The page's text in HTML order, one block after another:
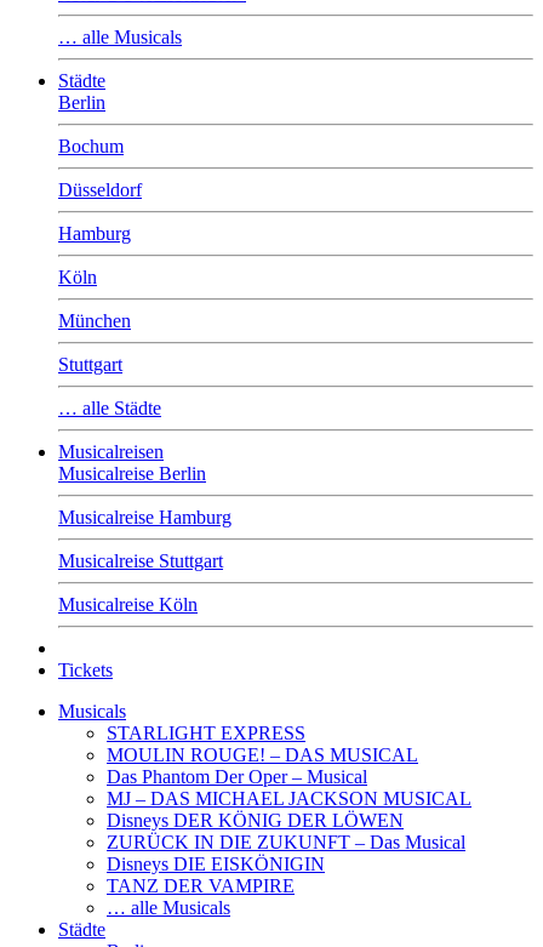
… alle Musicals
Städte
Berlin
Bochum
Düsseldorf
Hamburg
Köln
München
Stuttgart
… alle Städte
Musicalreisen
Musicalreise Berlin
Musicalreise Hamburg
Musicalreise Stuttgart
Musicalreise Köln
Tickets
Musicals
STARLIGHT EXPRESS
MOULIN ROUGE! – DAS MUSICAL
Das Phantom Der Oper – Musical
MJ – DAS MICHAEL JACKSON MUSICAL
Disneys DER KÖNIG DER LÖWEN
ZURÜCK IN DIE ZUKUNFT – Das Musical
Disneys DIE EISKÖNIGIN
TANZ DER VAMPIRE
… alle Musicals
Städte